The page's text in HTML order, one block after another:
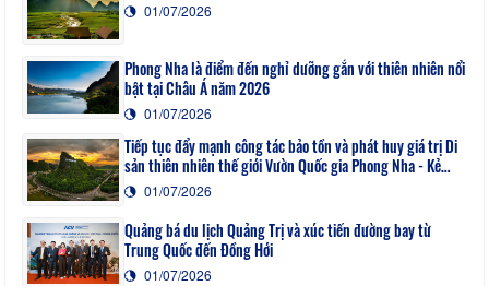
01/07/2026
Phong Nha là điểm đến nghỉ dưỡng gắn với thiên nhiên nổi
bật tại Châu Á năm 2026
01/07/2026
Tiếp tục đẩy mạnh công tác bảo tồn và phát huy giá trị Di
sản thiên nhiên thế giới Vườn Quốc gia Phong Nha - Kẻ
Bàng01/07/2026
Quảng bá du lịch Quảng Trị và xúc tiến đường bay từ
Trung Quốc đến Đồng Hới
01/07/2026